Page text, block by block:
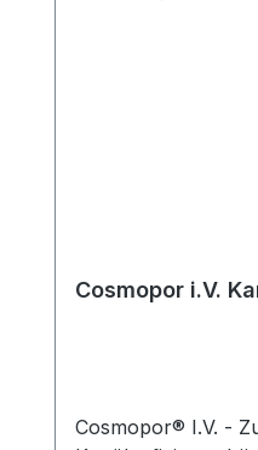
Cosmopor i.V.
Cosmopor® I.V. -